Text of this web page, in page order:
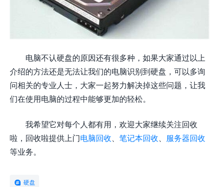
电脑不认硬盘的原因还有很多种，如果大家通过以上
介绍的方法还是无法让我们的电脑识别到硬盘，可以多询
问相关的专业人士，大家一起努力解决掉这些问题，让我
们在使用电脑的过程中能够更加的轻松。
我希望它对每个人都有用，欢迎大家继续关注回收
啦，回收啦提供上门电脑回收 笔记本回收
服务器回收
等业务。
硬盘